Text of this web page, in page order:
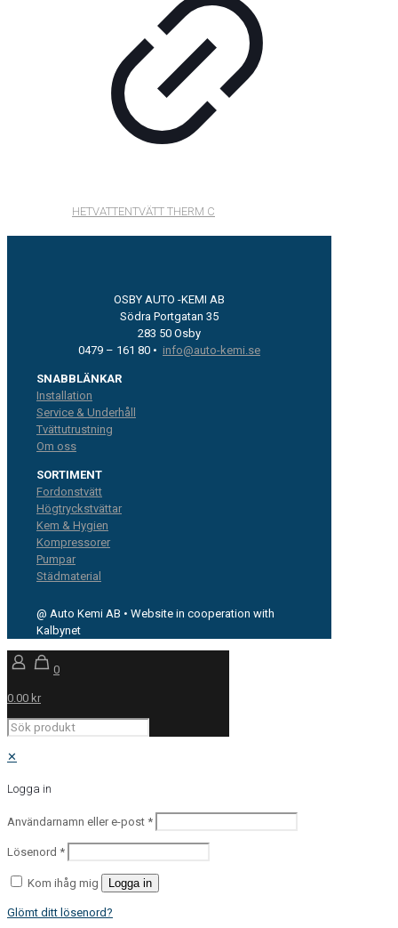
HETVATTENTVÄTT THERM C
OSBY AUTO -KEMI AB
Södra Portgatan 35
283 50 Osby
0479 – 161 80 • info@auto-kemi.se
SNABBLÄNKAR
Installation
Service & Underhåll
Tvättutrustning
Om oss
SORTIMENT
Fordonstvätt
Högtryckstvättar
Kem & Hygien
Kompressorer
Pumpar
Städmaterial
@ Auto Kemi AB • Website in cooperation with
Kalbynet
0
0.00 kr
✕
Logga in
Användarnamn eller e-post *
Lösenord *
Kom ihåg mig Logga in
Glömt ditt lösenord?